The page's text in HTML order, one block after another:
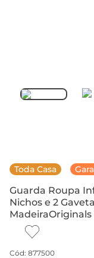
Toda Casa
Guarda Roupa
Nichos e 2
Cód: 877500